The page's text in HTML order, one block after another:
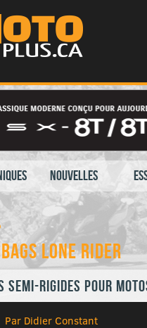
Nouvelles
Lone Rider
semi-rigides pour
Par Didier Constant